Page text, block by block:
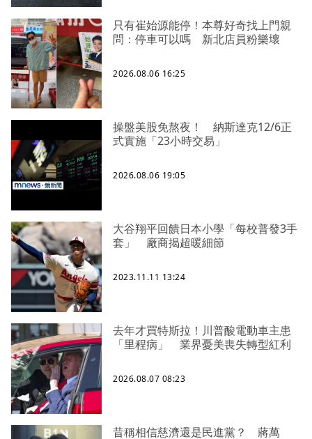
只有崔始源能停！本尊好奇找上門親
問：停車可以嗎 新北店員粉樂壞
2026.08.06 16:25
操盤美股免熬夜！ 納斯達克12/6正
式實施「23小時交易」
2026.08.06 19:05
大谷翔平回饋日本小學「每校普發3手
套」 廠商揭超暖細節
2023.11.11 13:24
去年才買特斯拉！川普酸電動車主患
「里程病」 業界憂美喪失轉型紅利
2026.08.07 08:23
昔稱相信慈濟還是民進黨？ 蔣萬